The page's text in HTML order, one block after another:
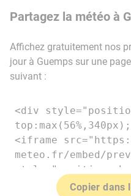
Partagez la météo à
Affichez gratuitement nos
jour à Guemps sur une
suivant :
Copier dans